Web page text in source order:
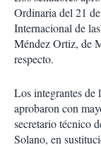
Ordinaria del 21
Internacional de
Méndez Ortiz, de
respecto.
Los integrantes de
aprobaron con
secretario técnico
Solano, en